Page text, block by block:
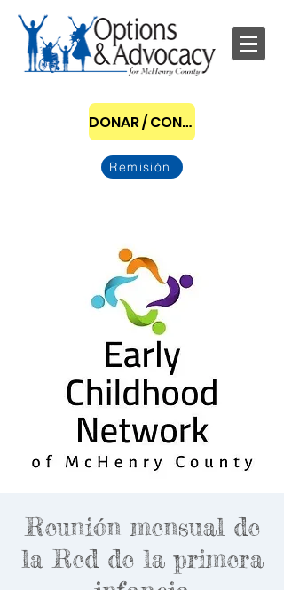
DONAR / CONVERTIRSE EN PATROCINADOR
Remisión
Reunión mensual de
la Red de la primera